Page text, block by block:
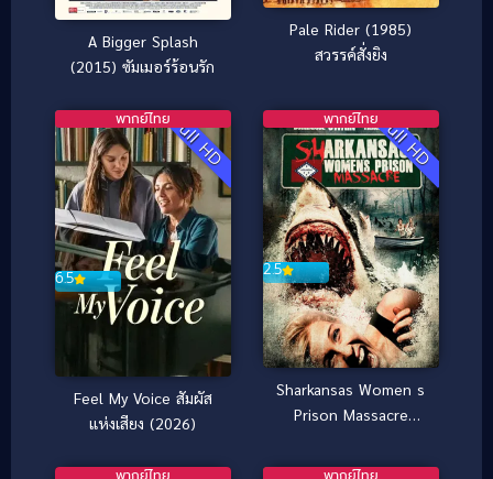
A Bigger Splash
(2015) ซัมเมอร์ร้อนรัก
Pale Rider (1985)
สวรรค์สั่งยิง
Full HD
6.5
พากย์ไทย
Feel My Voice สัมผัส
แห่งเสียง (2026)
Full HD
2.5
พากย์ไทย
Sharkansas Women s
Prison Massacre
แตก